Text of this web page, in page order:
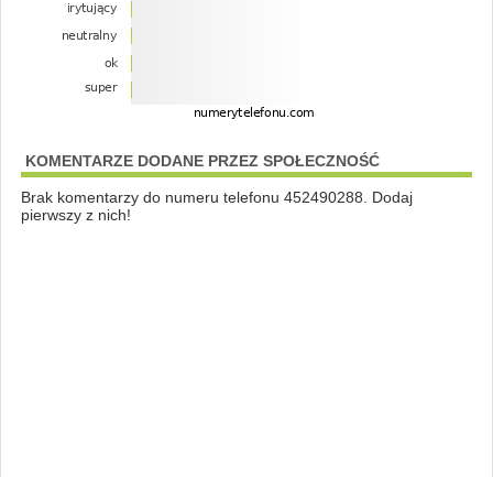
KOMENTARZE DODANE PRZEZ SPOŁECZNOŚĆ
Brak komentarzy do numeru telefonu 452490288. Dodaj
pierwszy z nich!